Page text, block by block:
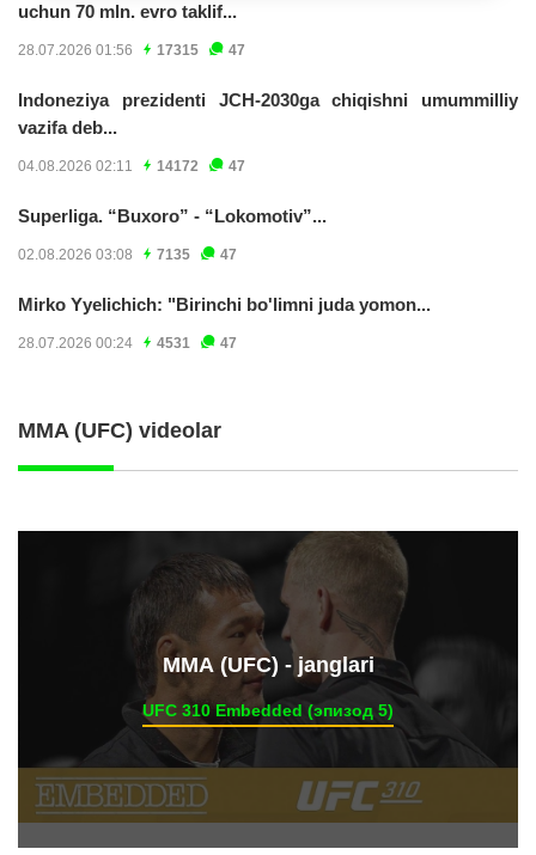
uchun 70 mln. evro taklif...
28.07.2026 01:56 17315 47
Indoneziya prezidenti JCH-2030ga chiqishni umummilliy
vazifa deb...
04.08.2026 02:11 14172 47
Superliga. “Buxoro” - “Lokomotiv”...
02.08.2026 03:08 7135 47
Mirko Yyelichich: "Birinchi bo'limni juda yomon...
28.07.2026 00:24 4531 47
MMA (UFC) videolar
ММА (UFC) - janglari
UFC 310 Embedded (эпизод 5)